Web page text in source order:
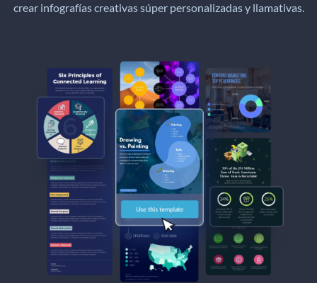
crear infografías creativas súper personalizadas y llamativas.